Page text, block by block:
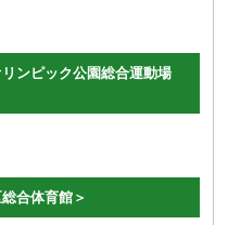
ンピック公園総合運動場
合体育館＞